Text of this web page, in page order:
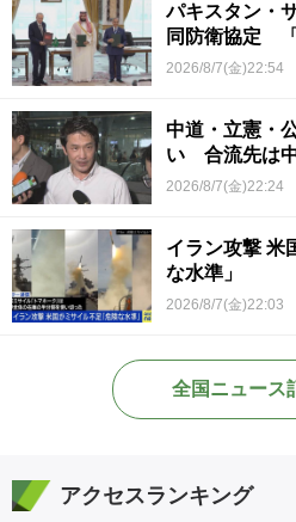
パキスタン・
同防衛協定
2026/8/7(金)22:54
中道・立憲・
い 合流先は
2026/8/7(金)22:24
イラン攻撃 米
な水準」
2026/8/7(金)22:03
全国ニュース
アクセスランキング